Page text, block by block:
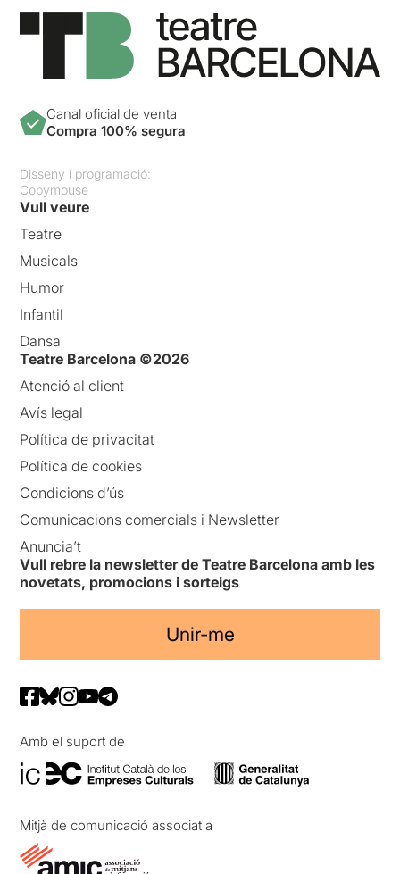
Canal oficial de venta
Compra 100% segura
Disseny i programació:
Copymouse
Vull veure
Teatre
Musicals
Humor
Infantil
Dansa
Teatre Barcelona ©2026
Atenció al client
Avís legal
Política de privacitat
Política de cookies
Condicions d’ús
Comunicacions comercials i Newsletter
Anuncia’t
Vull rebre la newsletter de Teatre Barcelona amb les
novetats, promocions i sorteigs
Unir-me
Amb el suport de
Mitjà de comunicació associat a